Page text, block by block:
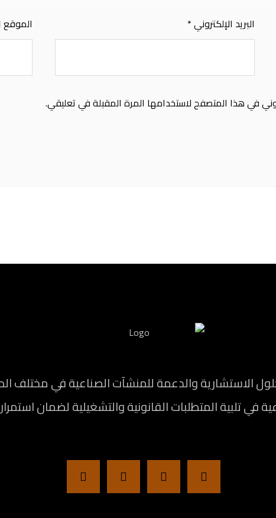
البريد الإلكتروني* الموقع
في هذا المتصفح لاستخدامها المرة المقبلة في تعليقي.
والدعمة للمنشآت الصناعية في مختلف
في تلبية المتطلبات القانونية والتشغيلية لضمان